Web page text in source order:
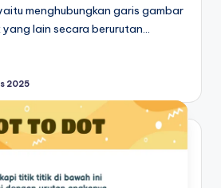
menghubungkan garis gambar
lain secara berurutan…
2025